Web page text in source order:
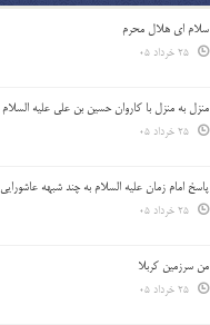
سلام ای هلال محرم
منزل به منزل با کاروان حسین بن علی علیه السلام
پاسخ امام زمان علیه السلام به چند شبهه عاشورایی
من سرزمین کربلا